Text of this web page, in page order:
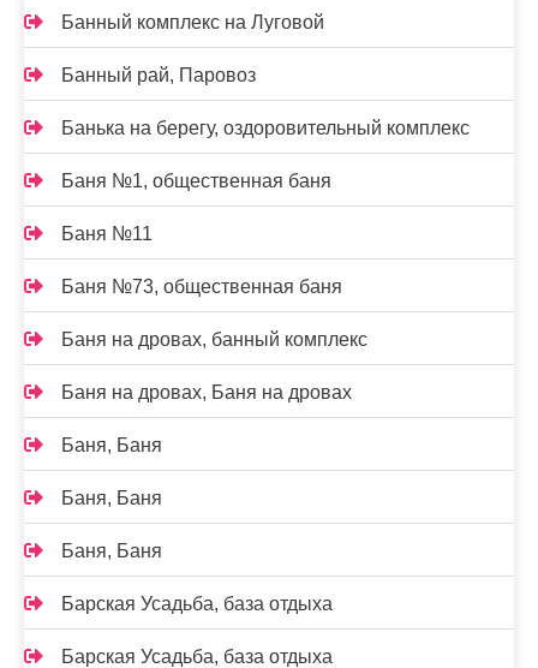
Банный комплекс на Луговой
Банный рай, Паровоз
Банька на берегу, оздоровительный комплекс
Баня №1, общественная баня
Баня №11
Баня №73, общественная баня
Баня на дровах, банный комплекс
Баня на дровах, Баня на дровах
Баня, Баня
Баня, Баня
Баня, Баня
Барская Усадьба, база отдыха
Барская Усадьба, база отдыха